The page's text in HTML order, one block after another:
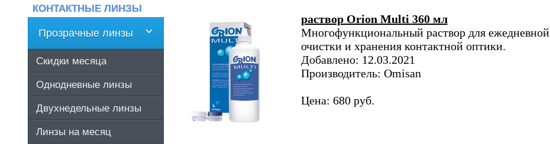
раствор Orion Multi 360 мл
Многофункциональный раствор для ежедневной
очистки и хранения контактной оптики.
Добавлено: 12.03.2021
Производитель: Omisan
Цена: 680 руб.
КОНТАКТНЫЕ ЛИНЗЫ
Прозрачные линзы
Скидки месяца
Однодневные линзы
Двухнедельные линзы
Линзы на месяц